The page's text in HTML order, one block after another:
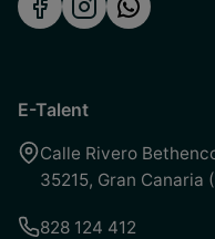
E-Talent
Calle Rivero
35215, Gran Canaria
828 124 412